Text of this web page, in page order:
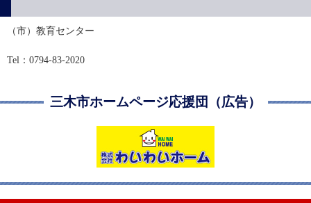
（市）教育センター
Tel：0794-83-2020
三木市ホームページ応援団（広告）